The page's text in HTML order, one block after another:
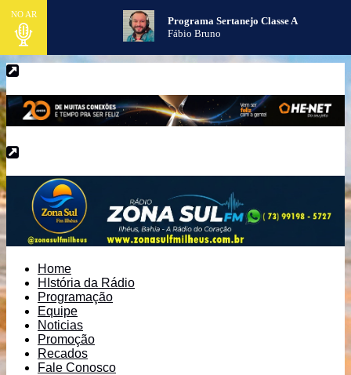
NO AR
Programa Sertanejo Classe A
Fábio Bruno
Home
HIstória da Rádio
Programação
Equipe
Noticias
Promoção
Recados
Fale Conosco